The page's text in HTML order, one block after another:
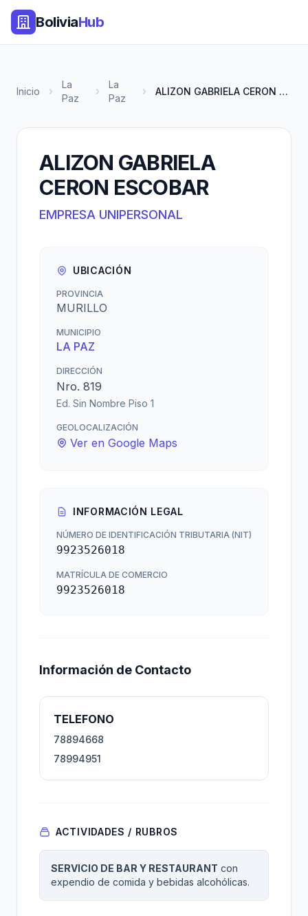
BoliviaHub
Inicio
La
Paz
La
Paz
ALIZON GABRIELA CERON ESCOBAR
ALIZON GABRIELA
CERON ESCOBAR
EMPRESA UNIPERSONAL
UBICACIÓN
PROVINCIA
MURILLO
MUNICIPIO
LA PAZ
DIRECCIÓN
Nro. 819
Ed. Sin Nombre Piso 1
GEOLOCALIZACIÓN
Ver en Google Maps
INFORMACIÓN LEGAL
NÚMERO DE IDENTIFICACIÓN TRIBUTARIA (NIT)
9923526018
MATRÍCULA DE COMERCIO
9923526018
Información de Contacto
TELEFONO
78894668
78994951
ACTIVIDADES / RUBROS
SERVICIO DE BAR Y RESTAURANT con
expendio de comida y bebidas alcohólicas.